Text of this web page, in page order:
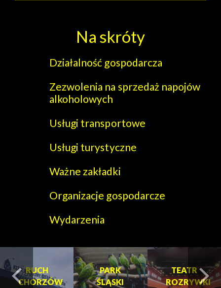
Na skróty
Działalność gospodarcza
Zezwolenia na sprzedaż napojów
alkoholowych
Usługi transportowe
Usługi turystyczne
Ważne zakładki
Organizacje gospodarcze
Wydarzenia
RUCH
CHORZÓW
PARK
ŚLĄSKI
TEATR
ROZRYWKI